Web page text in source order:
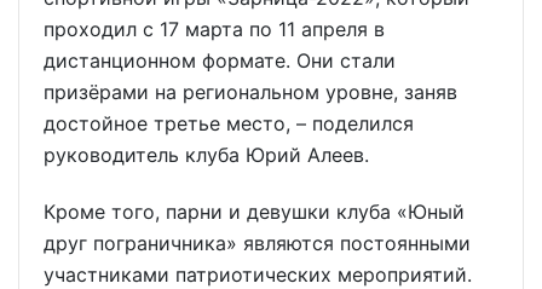
проходил с 17 марта по 11 апреля в
дистанционном формате. Они стали
призёрами на региональном уровне, заняв
достойное третье место, – поделился
руководитель клуба Юрий Алеев.
Кроме того, парни и девушки клуба «Юный
друг пограничника» являются постоянными
участниками патриотических мероприятий.